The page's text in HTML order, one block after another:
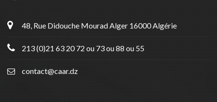
48, Rue Didouche Mourad Alger 16000 Algérie
213 (0)21 63 20 72 ou 73 ou 88 ou 55
contact@caar.dz